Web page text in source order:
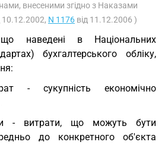
внесеними згідно з Наказами
10.12.2002, N 1176 від 11.12.2006 )
наведені в Національних
бухгалтерського обліку,
- сукупність економічно
- витрати, що можуть бути
до конкретного об'єкта